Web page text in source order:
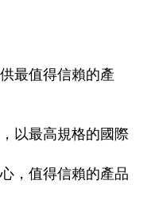
最值得信賴的產
以最高規格的國際
，值得信賴的產品